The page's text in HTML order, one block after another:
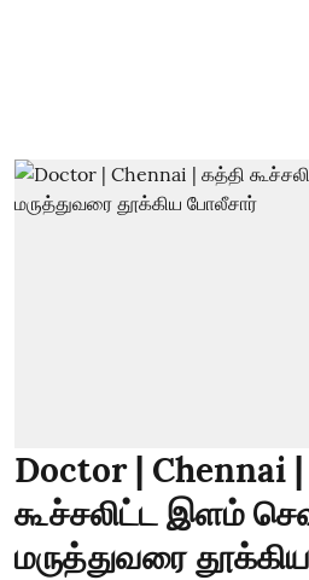
Doctor | Chennai
கூச்சலிட்ட இளம்
மருத்துவரை